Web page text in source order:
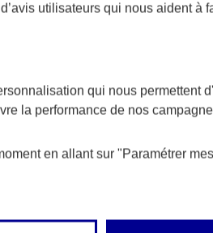
utilisateurs qui nous aident à
qui nous permettent
la performance de nos
en allant sur "Paramétrer mes